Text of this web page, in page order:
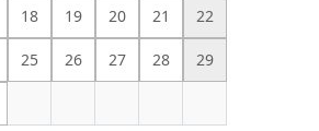
18 19 20 21 22
25 26 27 28 29